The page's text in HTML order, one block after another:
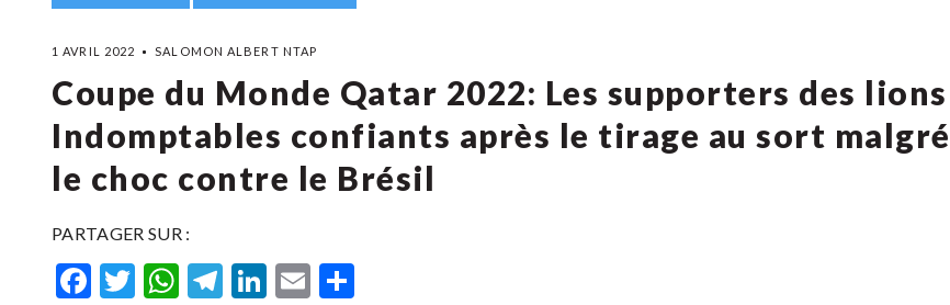
1 AVRIL 2022 SALOMON ALBERT NTAP
Coupe du Monde Qatar 2022: Les supporters des lions
Indomptables confiants après le tirage au sort malgré
le choc contre le Brésil
PARTAGER SUR :
Facebook
Twitter
WhatsApp
Telegram
LinkedIn
Email